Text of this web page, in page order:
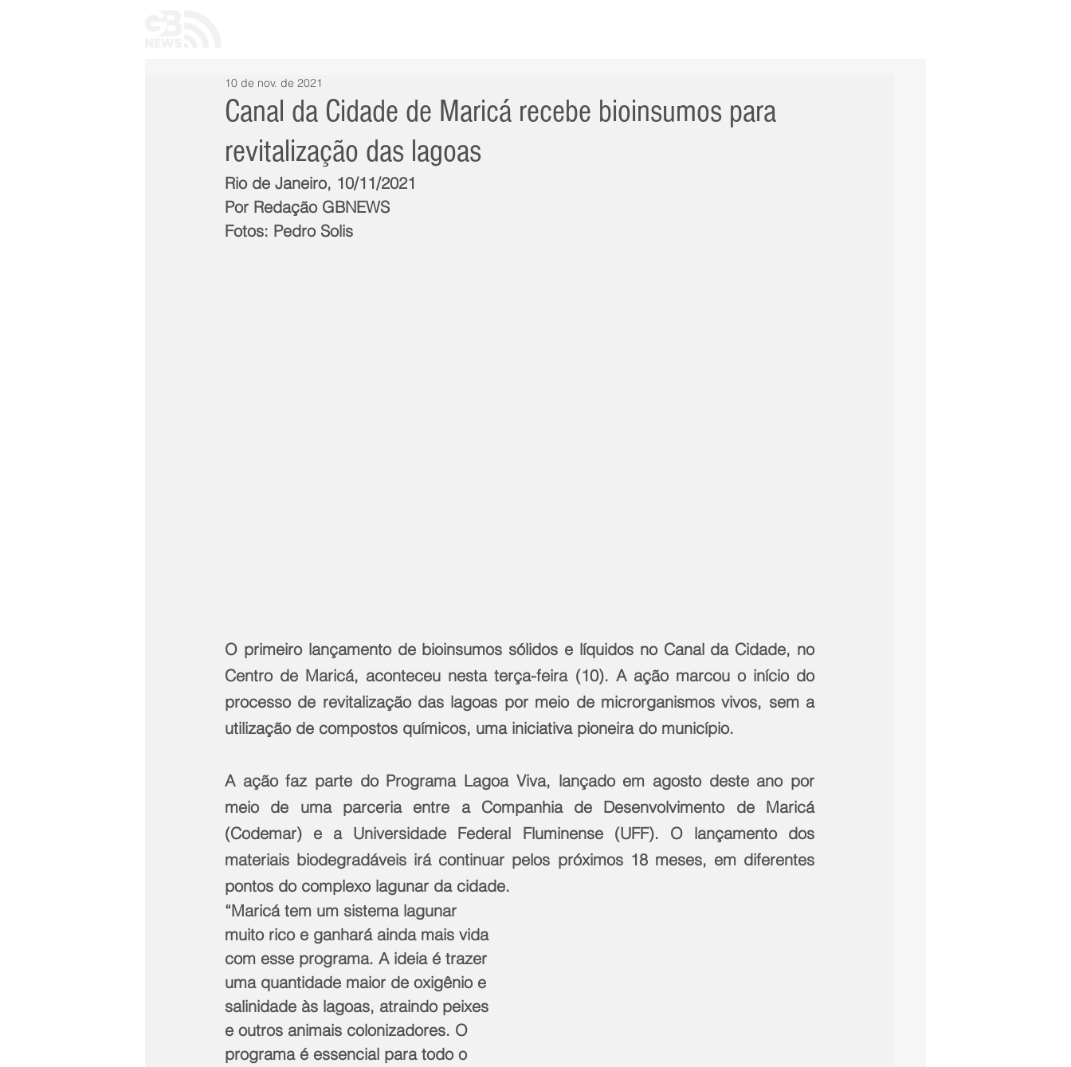
Canal da Cidade de Maricá recebe bioinsumos para
revitalização das lagoas
10 de nov. de 2021
Rio de Janeiro, 10/11/2021
Por Redação GBNEWS
Fotos: Pedro Solis
O primeiro lançamento de bioinsumos sólidos e líquidos no Canal da Cidade, no
Centro de Maricá, aconteceu nesta terça-feira (10). A ação marcou o início do
processo de revitalização das lagoas por meio de microrganismos vivos, sem a
utilização de compostos químicos, uma iniciativa pioneira do município.
A ação faz parte do Programa Lagoa Viva, lançado em agosto deste ano por
meio de uma parceria entre a Companhia de Desenvolvimento de Maricá
(Codemar) e a Universidade Federal Fluminense (UFF). O lançamento dos
materiais biodegradáveis irá continuar pelos próximos 18 meses, em diferentes
pontos do complexo lagunar da cidade.
“Maricá tem um sistema lagunar
muito rico e ganhará ainda mais vida
com esse programa. A ideia é trazer
uma quantidade maior de oxigênio e
salinidade às lagoas, atraindo peixes
e outros animais colonizadores. O
programa é essencial para todo o